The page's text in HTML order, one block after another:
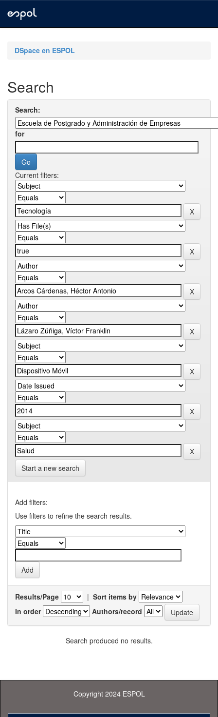
navigationDSpace en ESPOL
Search
Search:
for
Current filters:
Start a new search
Add filters:
Use filters to refine the search results.
Results/Page | Sort items by
In order
Authors/record
Search produced no results.
Copyright 2024 ESPOL